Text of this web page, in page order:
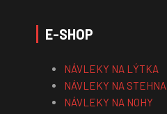
E-SHOP
NÁVLEKY NA LÝTKA
NÁVLEKY NA STEHNA
NÁVLEKY NA NOHY